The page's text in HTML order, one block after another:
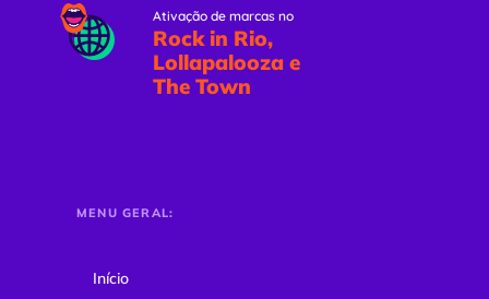
Ativação de marcas no
Rock in Rio,
Lollapalooza e
The Town
MENU GERAL:
Início